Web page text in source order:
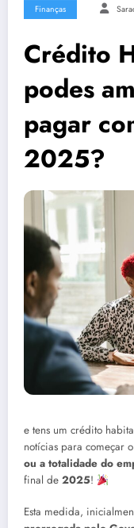
Finanças
Crédito
podes
pagar
2025?
e tens um crédito
notícias para começar
ou a totalidade do
final de 2025!
Esta medida,